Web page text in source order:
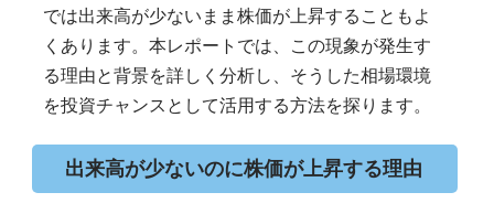
では出来高が少ないまま株価が上昇することもよ
くあります。本レポートでは、この現象が発生す
る理由と背景を詳しく分析し、そうした相場環境
を投資チャンスとして活用する方法を探ります。
出来高が少ないのに株価が上昇する理由